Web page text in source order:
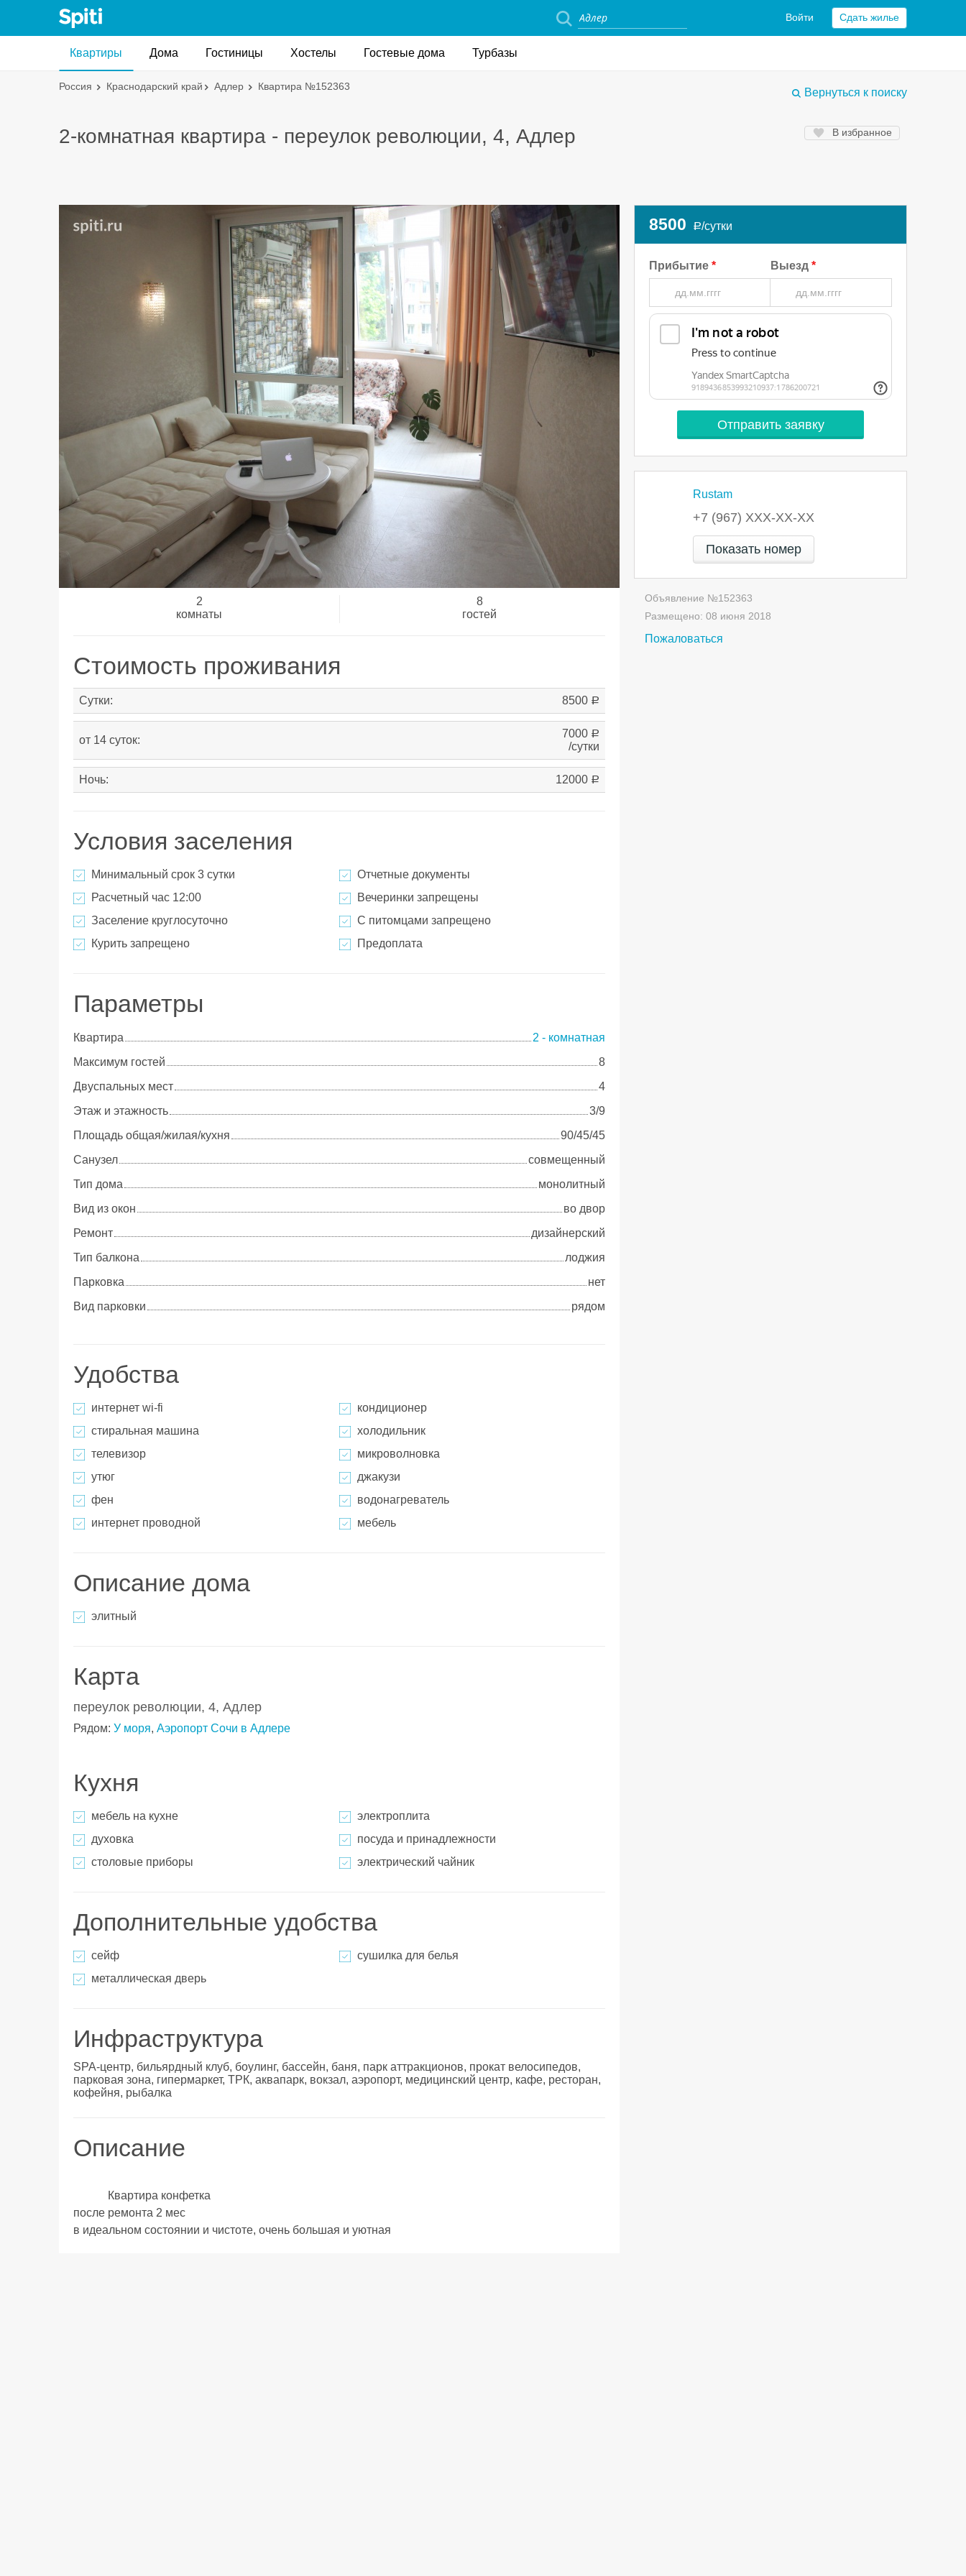
Войти Сдать жилье
Квартиры Дома Гостиницы Хостелы Гостевые дома Турбазы
Россия Краснодарский край Адлер Квартира №152363
Вернуться к поиску
2-комнатная квартира - переулок революции, 4, Адлер В избранное
2
комнаты
8
гостей
8500 a/сутки
Прибытие Выезд
Rustam
+7 (967) XXX-XX-XX
Показать номер
Объявление №152363
Размещено: 08 июня 2018
Пожаловаться
Стоимость проживания
Сутки: 8500 a
от 14 суток:
7000 a
/сутки
Ночь: 12000 a
Условия заселения
Минимальный срок 3 сутки
Отчетные документы
Расчетный час 12:00
Вечеринки запрещены
Заселение круглосуточно
С питомцами запрещено
Курить запрещено
Предоплата
Параметры
Квартира
2 - комнатная
Максимум гостей
8
Двуспальных мест
4
Этаж и этажность
3/9
Площадь общая/жилая/кухня
90/45/45
Cанузел
совмещенный
Тип дома
монолитный
Вид из окон
во двор
Ремонт
дизайнерский
Тип балкона
лоджия
Парковка
нет
Вид парковки
рядом
Удобства
интернет wi-fi
кондиционер
стиральная машина
холодильник
телевизор
микроволновка
утюг
джакузи
фен
водонагреватель
интернет проводной
мебель
Описание дома
элитный
Карта
переулок революции, 4, Адлер
Рядом: У моря, Аэропорт Сочи в Адлере
Кухня
мебель на кухне
электроплита
духовка
посуда и принадлежности
столовые приборы
электрический чайник
Дополнительные удобства
сейф
сушилка для белья
металлическая дверь
Инфраструктура
SPA-центр, бильярдный клуб, боулинг, бассейн, баня, парк аттракционов, прокат велосипедов,
парковая зона, гипермаркет, ТРК, аквапарк, вокзал, аэропорт, медицинский центр, кафе, ресторан,
кофейня, рыбалка
Описание
после ремонта 2 мес
в идеальном состоянии и чистоте, очень большая и уютная